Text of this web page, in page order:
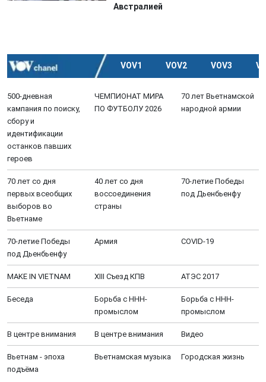
Австралией
VOV1 VOV2 VOV3
500-дневная
кампания по поиску,
сбору и
идентификации
останков павших
героев
ЧЕМПИОНАТ МИРА
ПО ФУТБОЛУ 2026
70 лет Вьетнамской
народной армии
70 лет со дня
первых всеобщих
выборов во
Вьетнаме
40 лет со дня
воссоединения
страны
70-летие Победы
под Дьенбьенфу
70-летие Победы
под Дьенбьенфу
Aрмия COVID-19
MAKE IN VIETNAM XIII Cъезд КПВ АТЭС 2017
Беседа
Борьба с ННН-
промыслом
Борьба с ННН-
промыслом
В центре внимания В центре внимания Видео
Вьетнам - эпоха
подъёма
Вьетнамская музыка Городская жизнь